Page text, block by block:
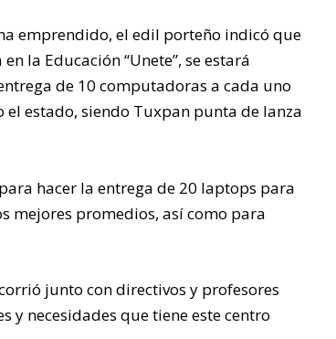
emprendido, el edil porteño indicó que
la Educación “Unete”, se estará
de 10 computadoras a cada uno
estado, siendo Tuxpan punta de lanza
hacer la entrega de 20 laptops para
mejores promedios, así como para
junto con directivos y profesores
y necesidades que tiene este centro